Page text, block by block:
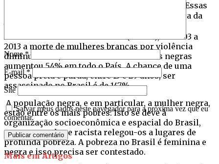
Essas
informações são evidenciadas a partir do Mapa da
Americana de Ciências Sociais (Flacso), de 2003 a
2013 a morte de mulheres brancas por violência
diminuiu 10%, mas a morte de mulheres negras
aumentou 54% em todo o País. A chance de uma
pessoa preta e parda, entre 15 e 29 anos, ser
assassinado no Brasil é de 147%.
A população negra, e em particular, a mulher negra,
estão entre os mais pobres. Isto se deve à
organização socioeconômica e espacial do Brasil,
que com sua base racista relegou-os a lugares de
profunda pobreza. A pobreza no Brasil é feminina e
negra e isso precisa ser contestado.
Nome*
E-mail *
Site
Salvar meus dados neste navegador para a próxima vez que eu
comentar.
Mais em Artigos